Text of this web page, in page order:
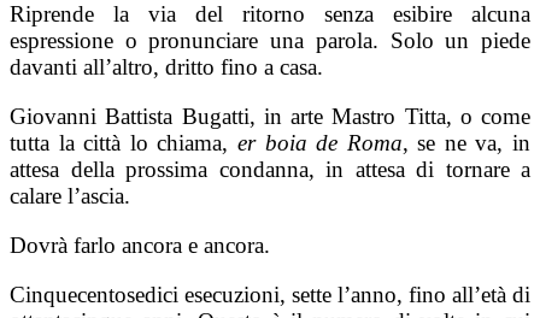
Riprende la via del ritorno senza esibire alcuna
espressione o pronunciare una parola. Solo un piede
davanti all’altro, dritto fino a casa.
Giovanni Battista Bugatti, in arte Mastro Titta, o come
tutta la città lo chiama, er boia de Roma, se ne va, in
attesa della prossima condanna, in attesa di tornare a
calare l’ascia.
Dovrà farlo ancora e ancora.
Cinquecentosedici esecuzioni, sette l’anno, fino all’età di